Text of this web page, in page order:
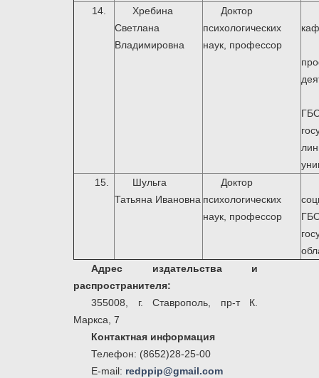
14.
Хребина
Светлана
Владимировна
Доктор
психологических
наук, профессор
15.
Шульга
Татьяна Ивановна
Доктор
психологических
наук, профессор
Адрес издательства и
распространителя:
355008, г. Ставрополь, пр-т К.
Маркса, 7
Контактная информация
Телефон: (8652)28-25-00
E-mail: redppip@gmail.com